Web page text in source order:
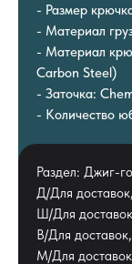
- Размер
- Материал
- Материал
Carbon Steel)
- Заточка:
- Количество
Раздел: Джиг-
Д/Для
Ш/Для
В/Для
М/Для